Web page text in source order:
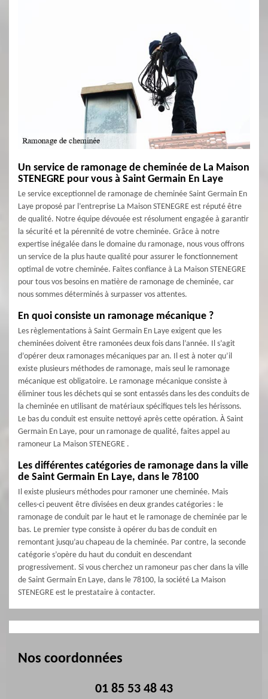
Un service de ramonage de cheminée de La Maison
STENEGRE pour vous à Saint Germain En Laye
Le service exceptionnel de ramonage de cheminée Saint Germain En
Laye proposé par l’entreprise La Maison STENEGRE est réputé être
de qualité. Notre équipe dévouée est résolument engagée à garantir
la sécurité et la pérennité de votre cheminée. Grâce à notre
expertise inégalée dans le domaine du ramonage, nous vous offrons
un service de la plus haute qualité pour assurer le fonctionnement
optimal de votre cheminée. Faites confiance à La Maison STENEGRE
pour tous vos besoins en matière de ramonage de cheminée, car
nous sommes déterminés à surpasser vos attentes.
En quoi consiste un ramonage mécanique ?
Les règlementations à Saint Germain En Laye exigent que les
cheminées doivent être ramonées deux fois dans l’année. Il s’agit
d’opérer deux ramonages mécaniques par an. Il est à noter qu’il
existe plusieurs méthodes de ramonage, mais seul le ramonage
mécanique est obligatoire. Le ramonage mécanique consiste à
éliminer tous les déchets qui se sont entassés dans les des conduits de
la cheminée en utilisant de matériaux spécifiques tels les hérissons.
Le bas du conduit est ensuite nettoyé après cette opération. À Saint
Germain En Laye, pour un ramonage de qualité, faites appel au
ramoneur La Maison STENEGRE .
Les différentes catégories de ramonage dans la ville
de Saint Germain En Laye, dans le 78100
Il existe plusieurs méthodes pour ramoner une cheminée. Mais
celles-ci peuvent être divisées en deux grandes catégories : le
ramonage de conduit par le haut et le ramonage de cheminée par le
bas. Le premier type consiste à opérer du bas de conduit en
remontant jusqu’au chapeau de la cheminée. Par contre, la seconde
catégorie s’opère du haut du conduit en descendant
progressivement. Si vous cherchez un ramoneur pas cher dans la ville
de Saint Germain En Laye, dans le 78100, la société La Maison
STENEGRE est le prestataire à contacter.
Nos coordonnées
01 85 53 48 43